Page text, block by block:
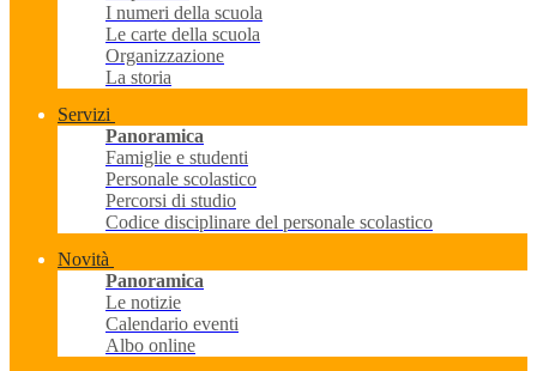
I numeri della scuola
Le carte della scuola
Organizzazione
La storia
Servizi
Panoramica
Famiglie e studenti
Personale scolastico
Percorsi di studio
Codice disciplinare del personale scolastico
Novità
Panoramica
Le notizie
Calendario eventi
Albo online